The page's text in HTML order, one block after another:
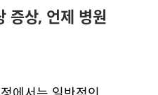
증상, 언제 병원